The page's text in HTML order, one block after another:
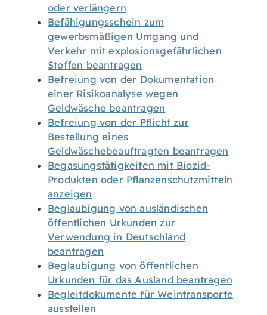
oder verlängern
Befähigungsschein zum
gewerbsmäßigen Umgang und
Verkehr mit explosionsgefährlichen
Stoffen beantragen
Befreiung von der Dokumentation
einer Risikoanalyse wegen
Geldwäsche beantragen
Befreiung von der Pflicht zur
Bestellung eines
Geldwäschebeauftragten beantragen
Begasungstätigkeiten mit Biozid-
Produkten oder Pflanzenschutzmitteln
anzeigen
Beglaubigung von ausländischen
öffentlichen Urkunden zur
Verwendung in Deutschland
beantragen
Beglaubigung von öffentlichen
Urkunden für das Ausland beantragen
Begleitdokumente für Weintransporte
ausstellen